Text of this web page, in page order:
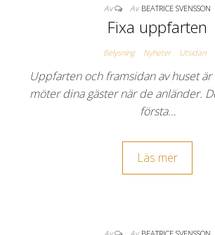
Av Av BEATRICE SVENSSON
Fixa uppfarten
Belysning Nyheter Utsidan
Uppfarten och framsidan av huset
möter dina gäster när de anländer.
första…
Läs mer